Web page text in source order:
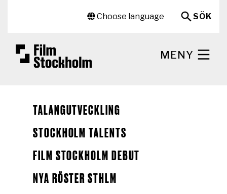
Choose language
SÖK
MENY
TALANGUTVECKLING
STOCKHOLM TALENTS
FILM STOCKHOLM DEBUT
NYA RÖSTER STHLM